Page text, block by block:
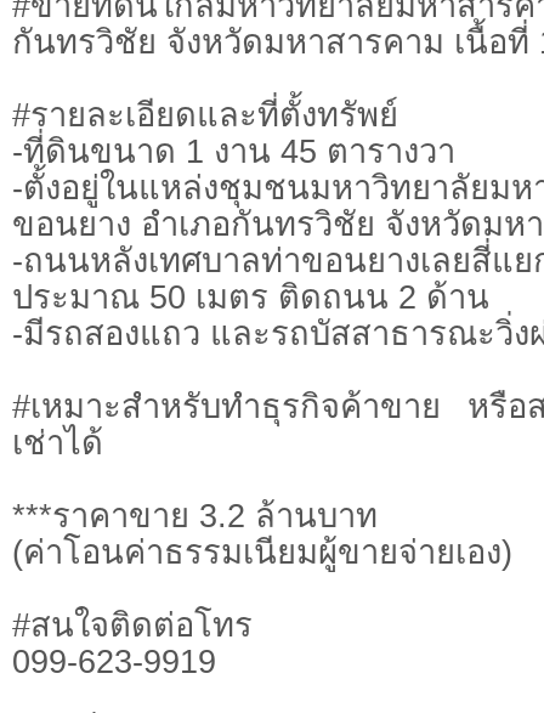
กันทรวิชัย จังหวัดมหาสารคาม เนื้อที่
#รายละเอียดและที่ตั้งทรัพย์
-ที่ดินขนาด 1 งาน 45 ตารางวา
-ตั้งอยู่ในแหล่งชุมชนมหาวิทยาลัยม
ขอนยาง อำเภอกันทรวิชัย จังหวัดมห
-ถนนหลังเทศบาลท่าขอนยางเลย
ประมาณ 50 เมตร ติดถนน 2 ด้าน
-มีรถสองแถว และรถบัสสาธารณะวิ่ง
#เหมาะสำหรับทำธุรกิจค้าขาย หรื
เช่าได้
***ราคาขาย 3.2 ล้านบาท
(ค่าโอนค่าธรรมเนียมผู้ขายจ่ายเอง)
#สนใจติดต่อโทร
099-623-9919